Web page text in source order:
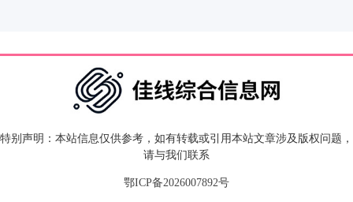
特别声明：本站信息仅供参考，如有转载或引用本站文章涉及版权问题，
请与我们联系
鄂ICP备2026007892号